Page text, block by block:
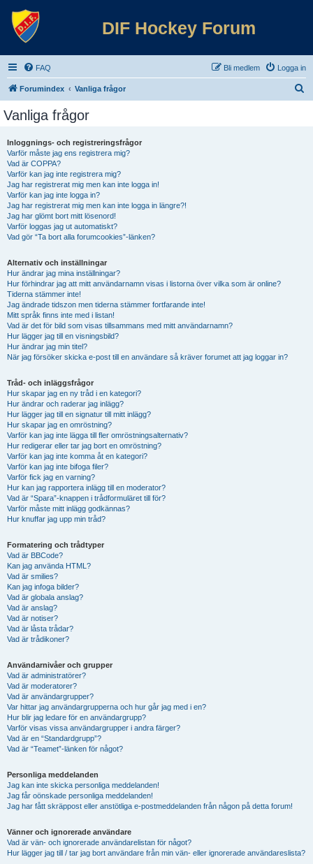
DIF Hockey Forum
FAQ Logga in
Bli medlem
Forumindex Vanliga frågor
Vanliga frågor
Inloggnings- och registreringsfrågor
Varför måste jag ens registrera mig?
Vad är COPPA?
Varför kan jag inte registrera mig?
Jag har registrerat mig men kan inte logga in!
Varför kan jag inte logga in?
Jag har registrerat mig men kan inte logga in längre?!
Jag har glömt bort mitt lösenord!
Varför loggas jag ut automatiskt?
Vad gör “Ta bort alla forumcookies”-länken?
Alternativ och inställningar
Hur ändrar jag mina inställningar?
Hur förhindrar jag att mitt användarnamn visas i listorna över vilka som är online?
Tiderna stämmer inte!
Jag ändrade tidszon men tiderna stämmer fortfarande inte!
Mitt språk finns inte med i listan!
Vad är det för bild som visas tillsammans med mitt användarnamn?
Hur lägger jag till en visningsbild?
Hur ändrar jag min titel?
När jag försöker skicka e-post till en användare så kräver forumet att jag loggar in?
Tråd- och inläggsfrågor
Hur skapar jag en ny tråd i en kategori?
Hur ändrar och raderar jag inlägg?
Hur lägger jag till en signatur till mitt inlägg?
Hur skapar jag en omröstning?
Varför kan jag inte lägga till fler omröstningsalternativ?
Hur redigerar eller tar jag bort en omröstning?
Varför kan jag inte komma åt en kategori?
Varför kan jag inte bifoga filer?
Varför fick jag en varning?
Hur kan jag rapportera inlägg till en moderator?
Vad är “Spara”-knappen i trådformuläret till för?
Varför måste mitt inlägg godkännas?
Hur knuffar jag upp min tråd?
Formatering och trådtyper
Vad är BBCode?
Kan jag använda HTML?
Vad är smilies?
Kan jag infoga bilder?
Vad är globala anslag?
Vad är anslag?
Vad är notiser?
Vad är låsta trådar?
Vad är trådikoner?
Användarnivåer och grupper
Vad är administratörer?
Vad är moderatorer?
Vad är användargrupper?
Var hittar jag användargrupperna och hur går jag med i en?
Hur blir jag ledare för en användargrupp?
Varför visas vissa användargrupper i andra färger?
Vad är en “Standardgrupp”?
Vad är “Teamet”-länken för något?
Personliga meddelanden
Jag kan inte skicka personliga meddelanden!
Jag får oönskade personliga meddelanden!
Jag har fått skräppost eller anstötliga e-postmeddelanden från någon på detta forum!
Vänner och ignorerade användare
Vad är vän- och ignorerade användarelistan för något?
Hur lägger jag till / tar jag bort användare från min vän- eller ignorerade användareslista?